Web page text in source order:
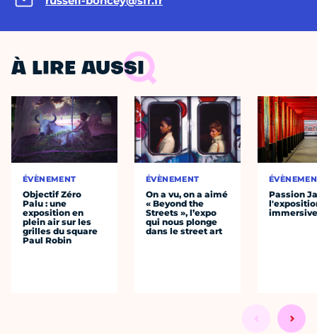
À LIRE AUSSI
ÉVÈNEMENT
Objectif Zéro
Palu : une
exposition en
plein air sur les
grilles du square
Paul Robin
ÉVÈNEMENT
On a vu, on a aimé
« Beyond the
Streets », l’expo
qui nous plonge
dans le street art
Passion